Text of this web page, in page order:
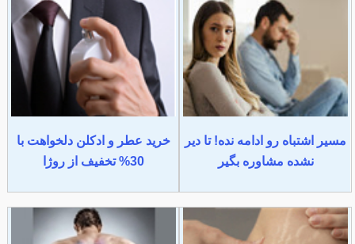
مسیر اشتباه رو ادامه نده! تا دیر
نشده مشاوره بگیر
خرید عطر و ادکلن دلخواهت با
30% تخفیف از روژا